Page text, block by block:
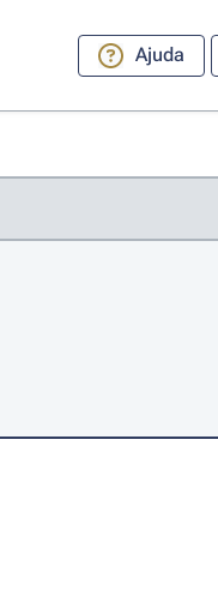
Ajuda